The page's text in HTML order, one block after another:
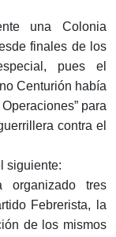
una Colonia
finales de los
pues el
Centurión había
para
contra el
siguiente:
tres
Febrerista, la
de los mismos